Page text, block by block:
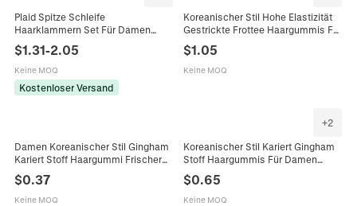
Plaid Spitze Schleife
Haarklammern Set Für Damen
Stoff Stirnband Mode
Haarschmuck Haar Dekoration
$1.31-2.05
Keine MOQ
Kostenloser Versand
Koreanischer Stil Hohe Elastizität
Gestrickte Frottee Haargummis Für
Karierte Haarbänder In Dose
$1.05
Keine MOQ
Damen Koreanischer Stil Gingham
Kariert Stoff Haargummi Frischer
Preppy Stil Elastischer Großer
Darm Ring Haarseil Täglich
Zubehör
$0.37
Keine MOQ
+2
Koreanischer Stil Kariert Gingham
Stoff Haargummis Für Damen
Handgefertigt Elastische
Pferdeschwanz Halter
Haarschmuck
$0.65
Keine MOQ